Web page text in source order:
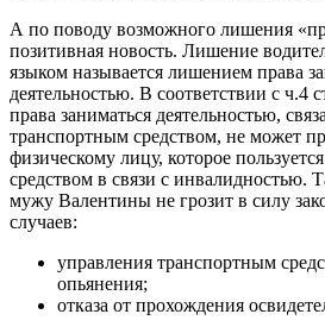
А по поводу возможного лишения
позитивная новость. Лишение
языком называется лишением права
деятельностью. В соответствии с
права заниматься деятельностью,
транспортным средством, не может
физическому лицу, которое
средством в связи с инвалидностью.
мужу Валентины не грозит в силу
случаев:
управления транспортным
опьянения;
отказа от прохождения